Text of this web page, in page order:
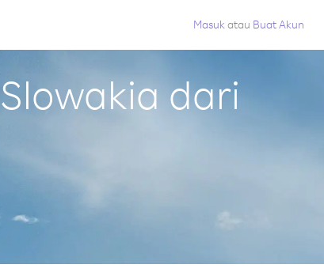
Masuk atau Buat Akun
dari